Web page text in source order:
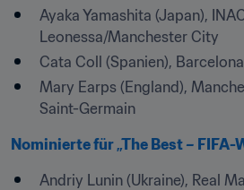
Ayaka Yamashita (Japan),
Leonessa/Manchester City
Cata Coll (Spanien), Barcelona
Mary Earps (England),
Saint-Germain
Nominierte für „The Best –
Andriy Lunin (Ukraine), Real